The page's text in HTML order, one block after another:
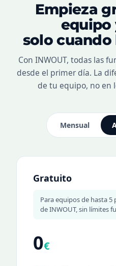
Empieza
equipo
solo cuando
Con INWOUT, todas las
desde el primer día. La
de tu equipo, no en
Mensual
Gratuito
Para equipos de hasta 5
de INWOUT, sin límites
0€